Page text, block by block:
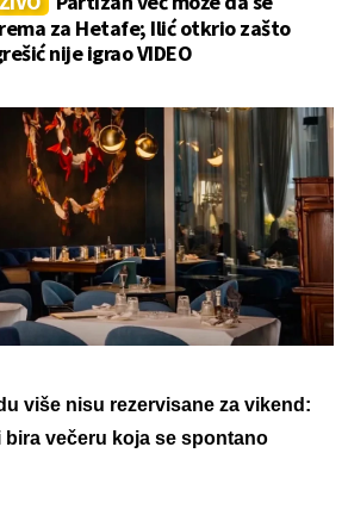
za Hetafe; Ilić otkrio zašto
nije igrao VIDEO
više nisu rezervisane za vikend:
večeru koja se spontano